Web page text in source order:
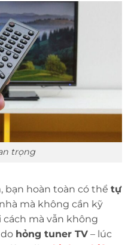
trọng
bạn hoàn toàn có thể tự
mà không cần kỹ
mà vẫn không
hỏng tuner TV – lúc